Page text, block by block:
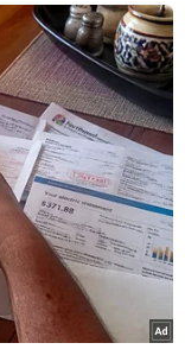
hết mình để
nhất của
với đội xếp áp
trường hợp 2
trò huấn luyện
và phải đá
nhau về tỷ số
3-2 trên sân
Đà Nẵng là đội